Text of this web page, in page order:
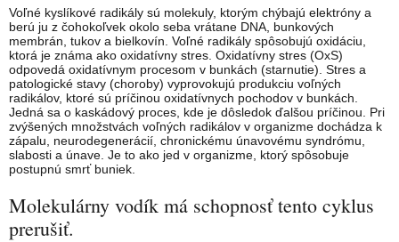
Voľné kyslíkové radikály sú molekuly, ktorým chýbajú elektróny a
berú ju z čohokoľvek okolo seba vrátane DNA, bunkových
membrán, tukov a bielkovín. Voľné radikály spôsobujú oxidáciu,
ktorá je známa ako oxidatívny stres. Oxidatívny stres (OxS)
odpovedá oxidatívnym procesom v bunkách (starnutie). Stres a
patologické stavy (choroby) vyprovokujú produkciu voľných
radikálov, ktoré sú príčinou oxidatívnych pochodov v bunkách.
Jedná sa o kaskádový proces, kde je dôsledok ďalšou príčinou. Pri
zvýšených množstvách voľných radikálov v organizme dochádza k
zápalu, neurodegenerácií, chronickému únavovému syndrómu,
slabosti a únave. Je to ako jed v organizme, ktorý spôsobuje
postupnú smrť buniek.
Molekulárny vodík má schopnosť tento cyklus
prerušiť.